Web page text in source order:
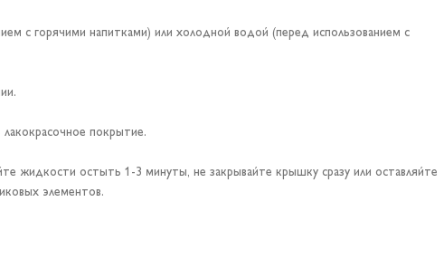
с горячими напитками) или холодной водой (перед использованием с
покрытие.
жидкости остыть 1-3 минуты, не закрывайте крышку сразу или оставляйте
элементов.